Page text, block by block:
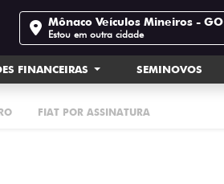
Mônaco Veículos Mineiros - GO
Estou em outra cidade
FINANCEIRAS SEMINOVOS
FIAT POR ASSINATURA